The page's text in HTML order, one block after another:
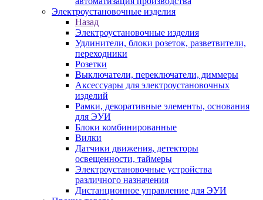
Электроустановочные изделия
Назад
Электроустановочные изделия
Удлинители, блоки розеток, разветвители,
переходники
Розетки
Выключатели, переключатели, диммеры
Аксессуары для электроустановочных
изделий
Рамки, декоративные элементы, основания
для ЭУИ
Блоки комбинированные
Вилки
Датчики движения, детекторы
освещенности, таймеры
Электроустановочные устройства
различного назначения
Дистанционное управление для ЭУИ